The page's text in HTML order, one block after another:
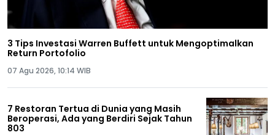
3 Tips Investasi Warren Buffett untuk Mengoptimalkan
Return Portofolio
07 Agu 2026, 10:14 WIB
7 Restoran Tertua di Dunia yang Masih
Beroperasi, Ada yang Berdiri Sejak Tahun
803